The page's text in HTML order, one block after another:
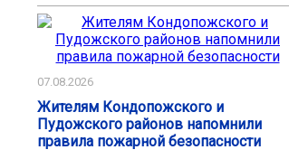
07.08.2026
Жителям Кондопожского и
Пудожского районов напомнили
правила пожарной безопасности